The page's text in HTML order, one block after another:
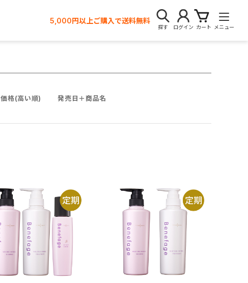
5,000円以上ご購入で送料無料
探す ログイン カート メニュー
価格(高い順) 発売日＋商品名